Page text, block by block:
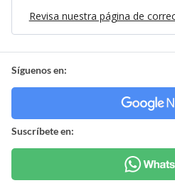
Revisa nuestra página de
Síguenos en:
Suscríbete en: